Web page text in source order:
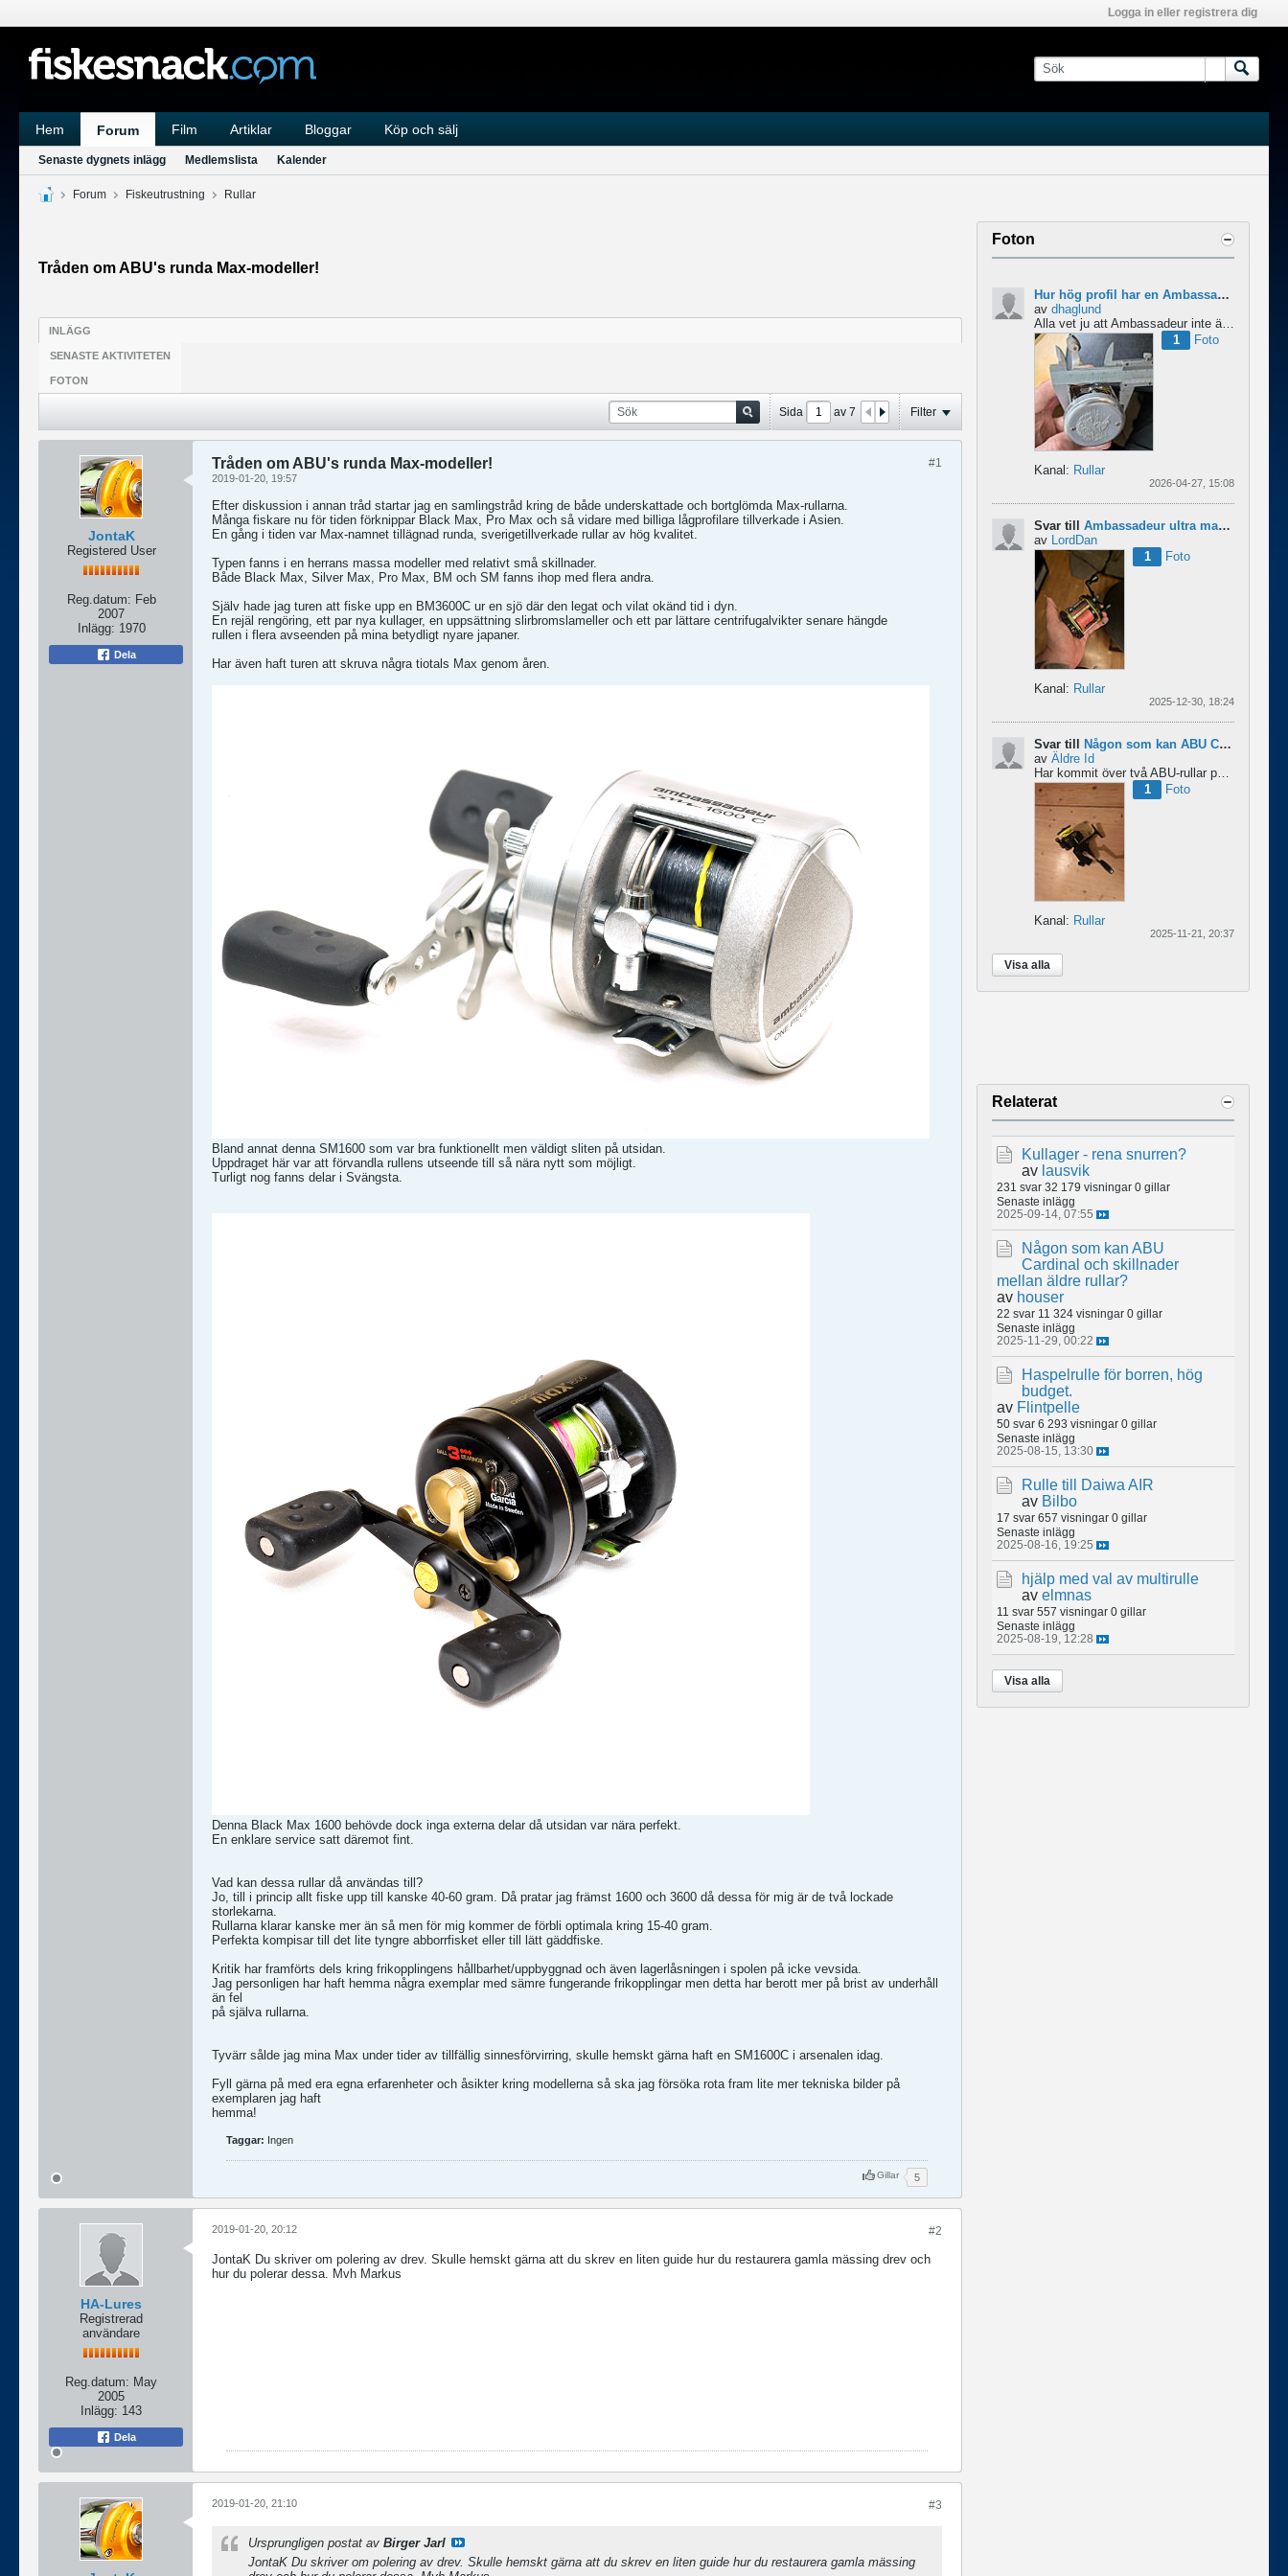
Logga in eller registrera dig
Hem Forum Film Artiklar Bloggar Köp och sälj
Senaste dygnets inlägg Medlemslista Kalender
Forum Fiskeutrustning Rullar
Tråden om ABU's runda Max-modeller!
INLÄGG
SENASTE AKTIVITETEN
FOTON
Sida av 7 Filter
JontaK
Registered User
Reg.datum: Feb
2007
Inlägg: 1970
Dela
#1
Tråden om ABU's runda Max-modeller!
2019-01-20, 19:57
Efter diskussion i annan tråd startar jag en samlingstråd kring de både underskattade och bortglömda Max-rullarna.
Många fiskare nu för tiden förknippar Black Max, Pro Max och så vidare med billiga lågprofilare tillverkade i Asien.
En gång i tiden var Max-namnet tillägnad runda, sverigetillverkade rullar av hög kvalitet.
Typen fanns i en herrans massa modeller med relativt små skillnader.
Både Black Max, Silver Max, Pro Max, BM och SM fanns ihop med flera andra.
Själv hade jag turen att fiske upp en BM3600C ur en sjö där den legat och vilat okänd tid i dyn.
En rejäl rengöring, ett par nya kullager, en uppsättning slirbromslameller och ett par lättare centrifugalvikter senare hängde
rullen i flera avseenden på mina betydligt nyare japaner.
Har även haft turen att skruva några tiotals Max genom åren.
Bland annat denna SM1600 som var bra funktionellt men väldigt sliten på utsidan.
Uppdraget här var att förvandla rullens utseende till så nära nytt som möjligt.
Turligt nog fanns delar i Svängsta.
Denna Black Max 1600 behövde dock inga externa delar då utsidan var nära perfekt.
En enklare service satt däremot fint.
Vad kan dessa rullar då användas till?
Jo, till i princip allt fiske upp till kanske 40-60 gram. Då pratar jag främst 1600 och 3600 då dessa för mig är de två lockade
storlekarna.
Rullarna klarar kanske mer än så men för mig kommer de förbli optimala kring 15-40 gram.
Perfekta kompisar till det lite tyngre abborrfisket eller till lätt gäddfiske.
Kritik har framförts dels kring frikopplingens hållbarhet/uppbyggnad och även lagerlåsningen i spolen på icke vevsida.
Jag personligen har haft hemma några exemplar med sämre fungerande frikopplingar men detta har berott mer på brist av underhåll
än fel
på själva rullarna.
Tyvärr sålde jag mina Max under tider av tillfällig sinnesförvirring, skulle hemskt gärna haft en SM1600C i arsenalen idag.
Fyll gärna på med era egna erfarenheter och åsikter kring modellerna så ska jag försöka rota fram lite mer tekniska bilder på
exemplaren jag haft
hemma!
Taggar: Ingen
Gillar 5
HA-Lures
Registrerad
användare
Reg.datum: May
2005
Inlägg: 143
Dela
#2
2019-01-20, 20:12
JontaK Du skriver om polering av drev. Skulle hemskt gärna att du skrev en liten guide hur du restaurera gamla mässing drev och
hur du polerar dessa. Mvh Markus
#3
2019-01-20, 21:10
Ursprungligen postat av Birger Jarl
JontaK Du skriver om polering av drev. Skulle hemskt gärna att du skrev en liten guide hur du restaurera gamla mässing
Foton
Hur hög profil har en Ambassadeur?
av dhaglund
Alla vet ju att Ambassadeur inte är en lågprofilrulle, det är tydligt. Men hur hög profil har de egentligen?...
1
Foto
Kanal: Rullar
2026-04-27, 15:08
Svar till Ambassadeur ultra mag xl 3
av
LordDan
1
Foto
Kanal: Rullar
2025-12-30, 18:24
Svar till Någon som kan ABU Cardinal och skillnader mellan äldre rullar?
av Äldre Id
1
Foto
Kanal: Rullar
2025-11-21, 20:37
Visa alla
Relaterat
Kullager - rena snurren?
av lausvik
231 svar 32 179 visningar 0 gillar
Senaste inlägg
2025-09-14, 07:55
Någon som kan ABU
Cardinal och skillnader
mellan äldre rullar?
av houser
22 svar 11 324 visningar 0 gillar
Senaste inlägg
2025-11-29, 00:22
Haspelrulle för borren, hög
budget.
av Flintpelle
50 svar 6 293 visningar 0 gillar
Senaste inlägg
2025-08-15, 13:30
Rulle till Daiwa AIR
av Bilbo
17 svar 657 visningar 0 gillar
Senaste inlägg
2025-08-16, 19:25
hjälp med val av multirulle
av elmnas
11 svar 557 visningar 0 gillar
Senaste inlägg
2025-08-19, 12:28
Visa alla